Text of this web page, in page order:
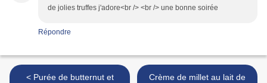
de jolies truffes j'adore<br /> <br /> une bonne soirée
Répondre
< Purée de butternut et
Crème de millet au lait de